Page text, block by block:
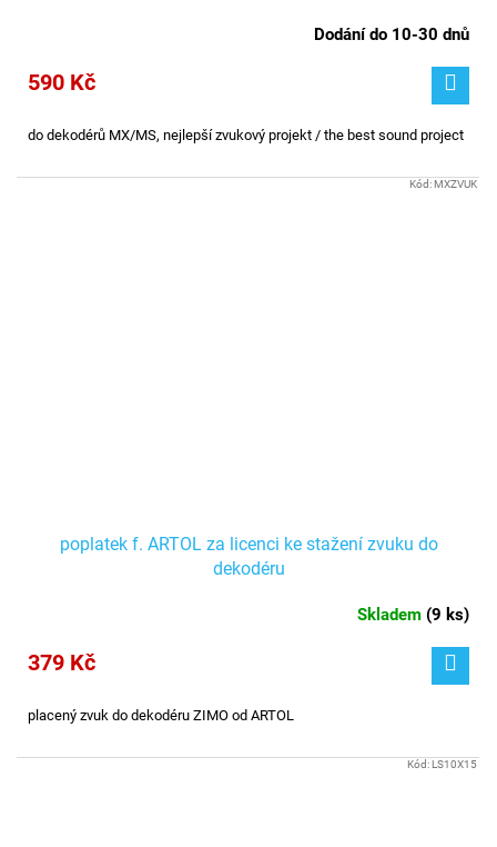
Dodání do 10-30 dnů
590 Kč
do dekodérů MX/MS, nejlepší zvukový projekt / the best sound project
poplatek f. ARTOL za licenci ke stažení zvuku do
dekodéru
Skladem (9 ks)
379 Kč
placený zvuk do dekodéru ZIMO od ARTOL
Kód:MXZVUK
Kód:LS10X15